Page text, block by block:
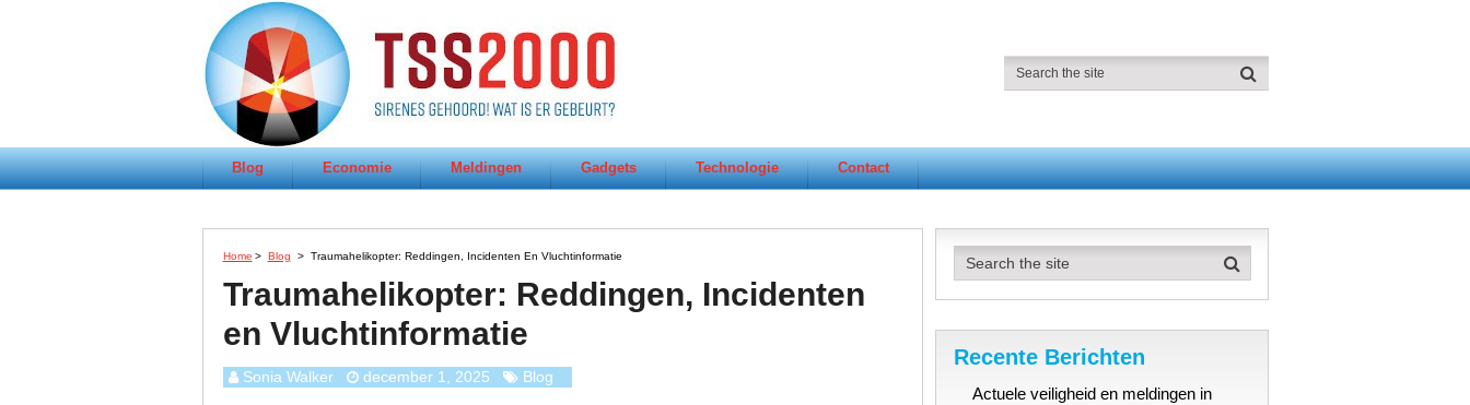
Blog Economie Meldingen Gadgets Technologie Contact
Home > Blog > Traumahelikopter: Reddingen, Incidenten En Vluchtinformatie
Traumahelikopter: Reddingen, Incidenten
en Vluchtinformatie
Sonia Walker december 1, 2025 Blog
Recente Berichten
Actuele veiligheid en meldingen in